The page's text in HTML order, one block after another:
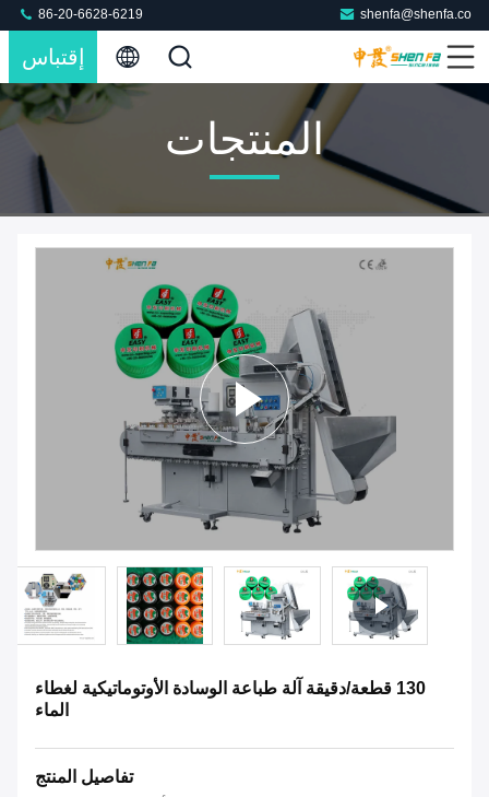
shenfa@shenfa.co
86-20-6628-6219
إقتباس
المنتجات
130 قطعة/دقيقة آلة طباعة الوسادة الأوتوماتيكية لغطاء
الماء
تفاصيل المنتج